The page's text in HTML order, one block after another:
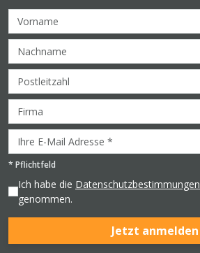
* Pflichtfeld
Ich habe die Datenschutzbestimmungen
genommen.
Jetzt anmelden